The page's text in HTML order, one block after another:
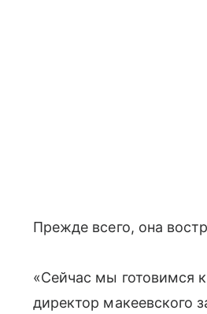
Прежде всего, она
«Сейчас мы готовимся
директор макеевского